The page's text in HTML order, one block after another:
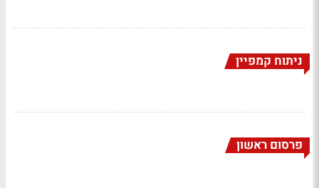
ניתוח קמפיין
פרסום ראשון